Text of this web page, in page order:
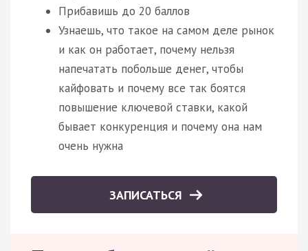
Прибавишь до 20 баллов
Узнаешь, что такое на самом деле рынок
и как он работает, почему нельзя
напечатать побольше денег, чтобы
кайфовать и почему все так боятся
повышение ключевой ставки, какой
бывает конкуренция и почему она нам
очень нужна
ЗАПИСАТЬСЯ